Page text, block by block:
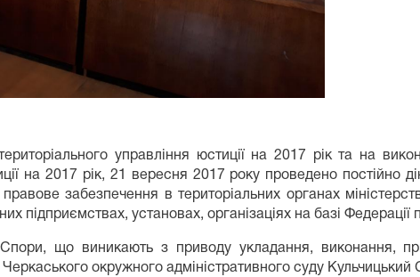
управління юстиції на 2017 рік та на
на 2017 рік, 21 вересня 2017 року проведено постійно
правове забезпечення в територіальних органах
підприємствах, установах, організаціях на базі Федерації
що виникають з приводу укладання, виконання,
Черкаського окружного адміністративного суду Кульчицький